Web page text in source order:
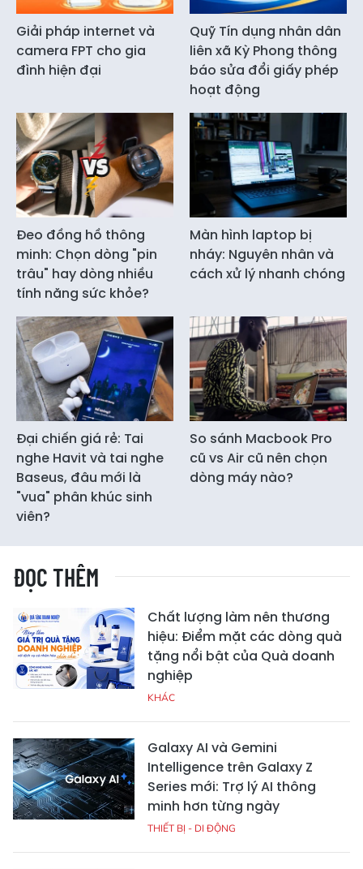
Giải pháp internet và
camera FPT cho gia
đình hiện đại
Quỹ Tín dụng nhân dân
liên xã Kỳ Phong thông
báo sửa đổi giấy phép
hoạt động
Đeo đồng hồ thông
minh: Chọn dòng "pin
trâu" hay dòng nhiều
tính năng sức khỏe?
Màn hình laptop bị
nháy: Nguyên nhân và
cách xử lý nhanh chóng
Đại chiến giá rẻ: Tai
nghe Havit và tai nghe
Baseus, đâu mới là
"vua" phân khúc sinh
viên?
So sánh Macbook Pro
cũ vs Air cũ nên chọn
dòng máy nào?
ĐỌC THÊM
Chất lượng làm nên thương
hiệu: Điểm mặt các dòng quà
tặng nổi bật của Quà doanh
nghiệp
KHÁC
Galaxy AI và Gemini
Intelligence trên Galaxy Z
Series mới: Trợ lý AI thông
minh hơn từng ngày
THIẾT BỊ - DI ĐỘNG